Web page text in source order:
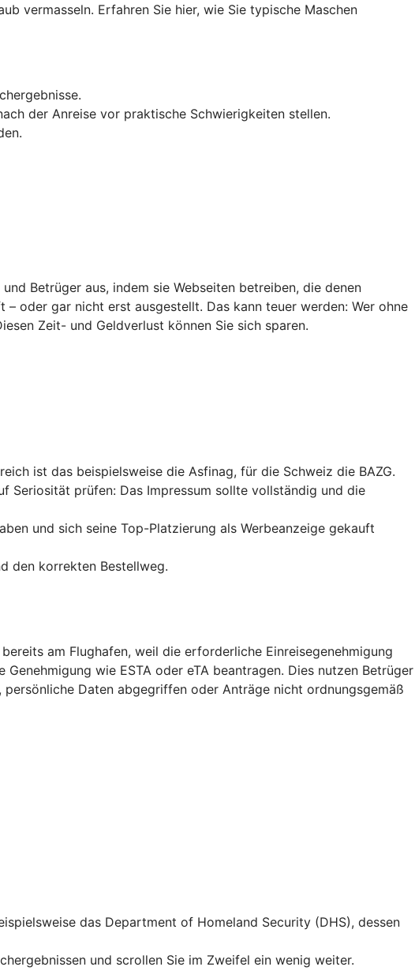
vermasseln. Erfahren Sie hier, wie Sie typische Maschen
der Anreise vor praktische Schwierigkeiten stellen.
Betrüger aus, indem sie Webseiten betreiben, die denen
oder gar nicht erst ausgestellt. Das kann teuer werden: Wer ohne
Zeit- und Geldverlust können Sie sich sparen.
ist das beispielsweise die Asfinag, für die Schweiz die BAZG.
Seriosität prüfen: Das Impressum sollte vollständig und die
und sich seine Top-Platzierung als Werbeanzeige gekauft
den korrekten Bestellweg.
am Flughafen, weil die erforderliche Einreisegenehmigung
wie ESTA oder eTA beantragen. Dies nutzen Betrüger
Daten abgegriffen oder Anträge nicht ordnungsgemäß
das Department of Homeland Security (DHS), dessen
und scrollen Sie im Zweifel ein wenig weiter.